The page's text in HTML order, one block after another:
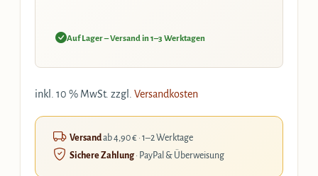
Auf Lager – Versand in 1–3 Werktagen
inkl. 10 % MwSt. zzgl. Versandkosten
Versandab 4,90 € · 1–2 Werktage
Sichere Zahlung· PayPal & Überweisung